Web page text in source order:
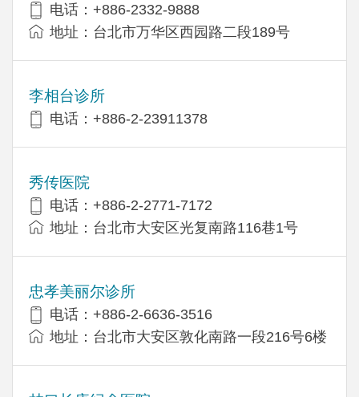
电话：+886-2332-9888
地址：台北市万华区西园路二段189号
李相台诊所
电话：+886-2-23911378
秀传医院
电话：+886-2-2771-7172
地址：台北市大安区光复南路116巷1号
忠孝美丽尔诊所
电话：+886-2-6636-3516
地址：台北市大安区敦化南路一段216号6楼